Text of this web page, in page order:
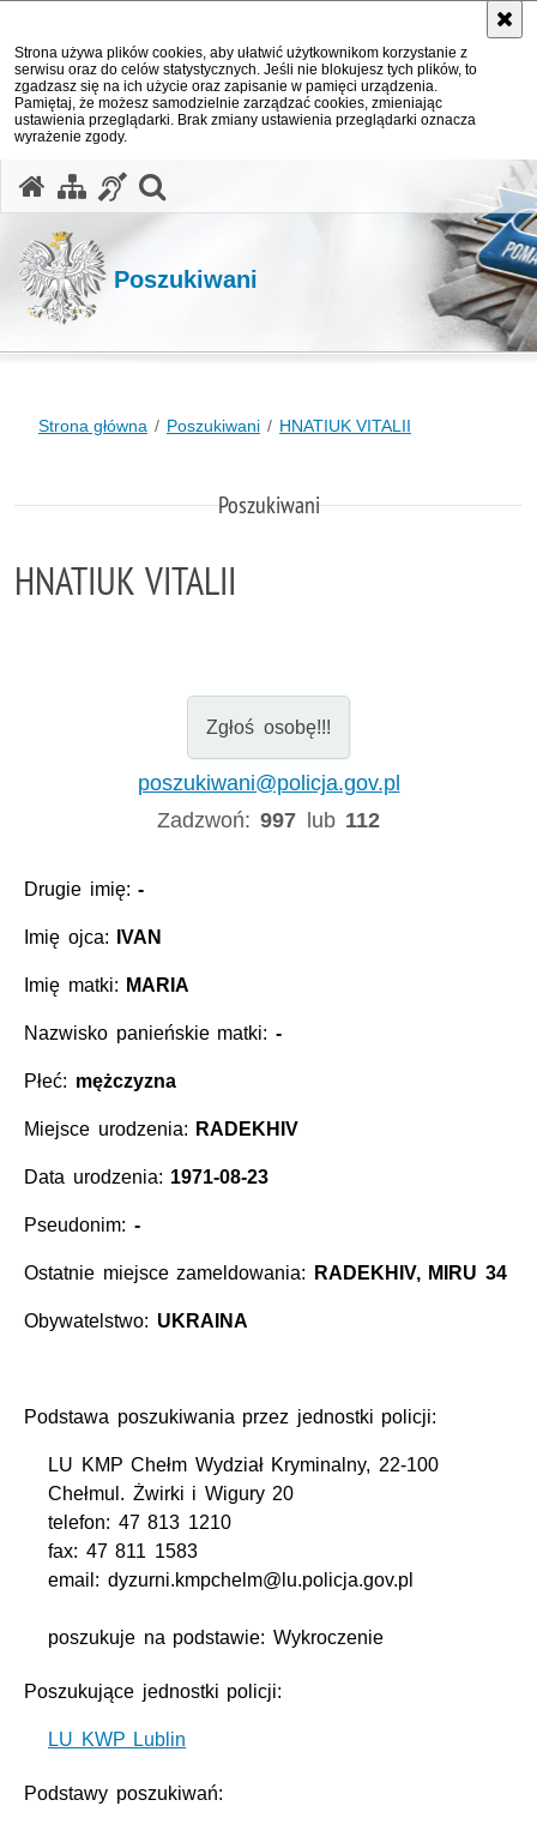
Strona używa plików cookies, aby ułatwić użytkownikom korzystanie z
serwisu oraz do celów statystycznych. Jeśli nie blokujesz tych plików, to
zgadzasz się na ich użycie oraz zapisanie w pamięci urządzenia.
Pamiętaj, że możesz samodzielnie zarządzać cookies, zmieniając
ustawienia przeglądarki. Brak zmiany ustawienia przeglądarki oznacza
wyrażenie zgody.
Poszukiwani
Strona główna Poszukiwani HNATIUK VITALII
Poszukiwani
HNATIUK VITALII
Zgłoś osobę!!!
poszukiwani@policja.gov.pl
Zadzwoń:997 lub 112
Drugie imię:-
Imię ojca: IVAN
Imię matki: MARIA
Nazwisko panieńskie matki: -
Płeć: mężczyzna
Miejsce urodzenia: RADEKHIV
Data urodzenia: 1971-08-23
Pseudonim: -
Ostatnie miejsce zameldowania: RADEKHIV, MIRU 34
Obywatelstwo: UKRAINA
Podstawa poszukiwania przez jednostki policji:
LU KMP Chełm Wydział Kryminalny, 22-100
Chełmul. Żwirki i Wigury 20
telefon: 47 813 1210
fax: 47 811 1583
email: dyzurni.kmpchelm@lu.policja.gov.pl
poszukuje na podstawie: Wykroczenie
Poszukujące jednostki policji:
LU KWP Lublin
Podstawy poszukiwań: